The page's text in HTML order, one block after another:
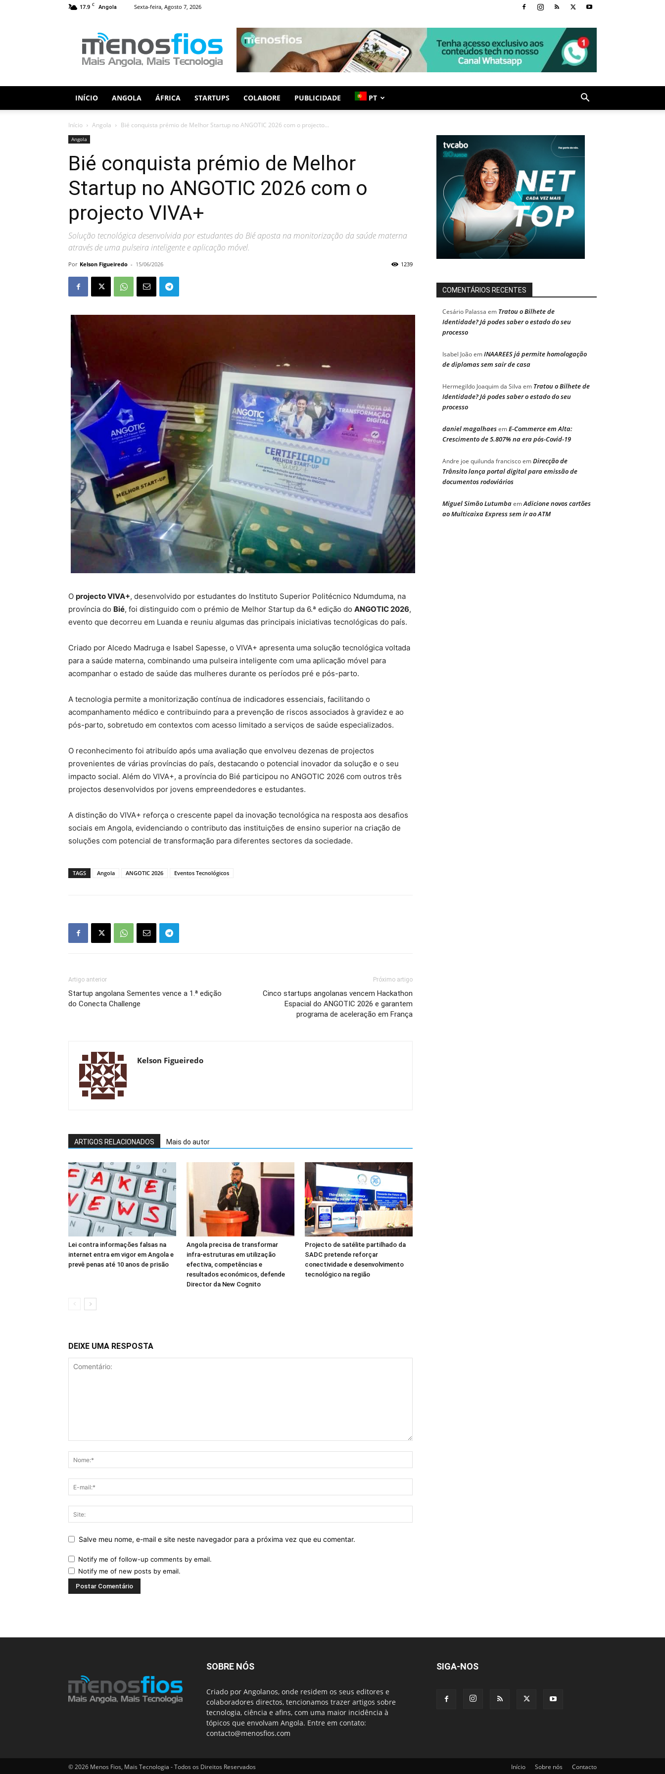
17.9 C Angola Sexta-feira, Agosto 7, 2026
Fios
INÍCIO ANGOLA ÁFRICA STARTUPS COLABORE PUBLICIDADE PT
Início Angola Bié conquista prémio de Melhor Startup no ANGOTIC 2026 com o projecto...
Angola
Bié conquista prémio de Melhor
Startup no ANGOTIC 2026 com o
projecto VIVA+
Solução tecnológica desenvolvida por estudantes do Bié aposta na monitorização da saúde materna
através de uma pulseira inteligente e aplicação móvel.
Por Kelson Figueiredo - 15/06/2026 1239
O projecto VIVA+, desenvolvido por estudantes do Instituto Superior Politécnico Ndumduma, na
província do Bié, foi distinguido com o prémio de Melhor Startup da 6.ª edição do ANGOTIC 2026,
evento que decorreu em Luanda e reuniu algumas das principais iniciativas tecnológicas do país.
Criado por Alcedo Madruga e Isabel Sapesse, o VIVA+ apresenta uma solução tecnológica voltada
para a saúde materna, combinando uma pulseira inteligente com uma aplicação móvel para
acompanhar o estado de saúde das mulheres durante os períodos pré e pós-parto.
A tecnologia permite a monitorização contínua de indicadores essenciais, facilitando o
acompanhamento médico e contribuindo para a prevenção de riscos associados à gravidez e ao
pós-parto, sobretudo em contextos com acesso limitado a serviços de saúde especializados.
O reconhecimento foi atribuído após uma avaliação que envolveu dezenas de projectos
provenientes de várias províncias do país, destacando o potencial inovador da solução e o seu
impacto social. Além do VIVA+, a província do Bié participou no ANGOTIC 2026 com outros três
projectos desenvolvidos por jovens empreendedores e estudantes.
A distinção do VIVA+ reforça o crescente papel da inovação tecnológica na resposta aos desafios
sociais em Angola, evidenciando o contributo das instituições de ensino superior na criação de
soluções com potencial de transformação para diferentes sectores da sociedade.
TAGS Angola ANGOTIC 2026 Eventos Tecnológicos
Artigo anterior
Startup angolana Sementes vence a 1.ª edição
do Conecta Challenge
Próximo artigo
Cinco startups angolanas vencem Hackathon
Espacial do ANGOTIC 2026 e garantem
programa de aceleração em França
Kelson Figueiredo
ARTIGOS RELACIONADOS Mais do autor
Lei contra informações falsas na
internet entra em vigor em Angola e
prevê penas até 10 anos de prisão
Angola precisa de transformar
infra-estruturas em utilização
efectiva, competências e
resultados económicos, defende
Director da New Cognito
Projecto de satélite partilhado da
SADC pretende reforçar
conectividade e desenvolvimento
tecnológico na região
DEIXE UMA RESPOSTA
Salve meu nome, e-mail e site neste navegador para a próxima vez que eu comentar.
Notify me of follow-up comments by email.
Notify me of new posts by email.
COMENTÁRIOS RECENTES
Cesário Palassa em Tratou o Bilhete de
Identidade? Já podes saber o estado do seu
processo
Isabel JoãoemINAAREES já permite homologação
de diplomas sem sair de casa
Hermegildo Joaquim da Silva em Tratou o Bilhete de
Identidade? Já podes saber o estado do seu
processo
daniel magalhaesemE-Commerce em Alta:
Crescimento de 5.807% na era pós-Covid-19
Andre joe quilunda franciscoemDirecção de
Trânsito lança portal digital para emissão de
documentos rodoviários
Miguel Simão LutumbaemAdicione novos cartões
ao Multicaixa Express sem ir ao ATM
SOBRE NÓS
Criado por Angolanos, onde residem os seus editores e
colaboradores directos, tencionamos trazer artigos sobre
tecnologia, ciência e afins, com uma maior incidência à
tópicos que envolvam Angola. Entre em contato:
contacto@menosfios.com
SIGA-NOS
Início Sobre nós Contacto
© 2026 Menos Fios, Mais Tecnologia - Todos os Direitos Reservados